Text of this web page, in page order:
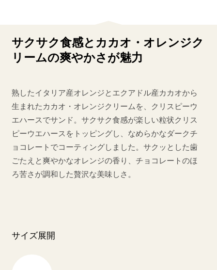
サクサク食感とカカオ・オレンジク
リームの爽やかさが魅力
熟したイタリア産オレンジとエクアドル産カカオから
生まれたカカオ・オレンジクリームを、クリスピーウ
エハースでサンド。サクサク食感が楽しい粒状クリス
ピーウエハースをトッピングし、なめらかなダークチ
ョコレートでコーティングしました。サクッとした歯
ごたえと爽やかなオレンジの香り、チョコレートのほ
ろ苦さが調和した贅沢な美味しさ。
サイズ展開